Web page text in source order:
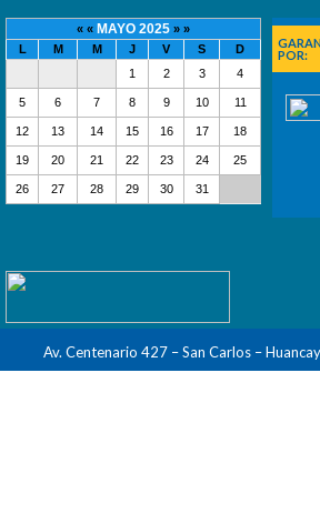
« « MAYO 2025 » »
L
M M J V S
D
1
2 3 4
5 6 7 8 9 10 11
12 13 14 15 16 17 18
19 20 21 22 23 24 25
26 27 28 29 30 31
POR:
Av. Centenario 427 – San Carlos –